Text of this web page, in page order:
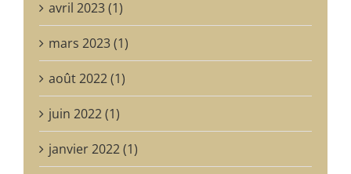
avril 2023 (1)
mars 2023 (1)
août 2022 (1)
juin 2022 (1)
janvier 2022 (1)